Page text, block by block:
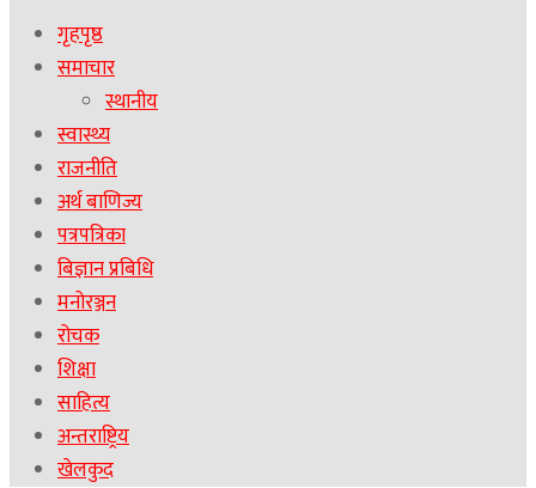
गृहपृष्ठ
समाचार
स्थानीय
स्वास्थ्य
राजनीति
अर्थ बाणिज्य
पत्रपत्रिका
बिज्ञान प्रबिधि
मनोरञ्जन
रोचक
शिक्षा
साहित्य
अन्तराष्ट्रिय
खेलकुद